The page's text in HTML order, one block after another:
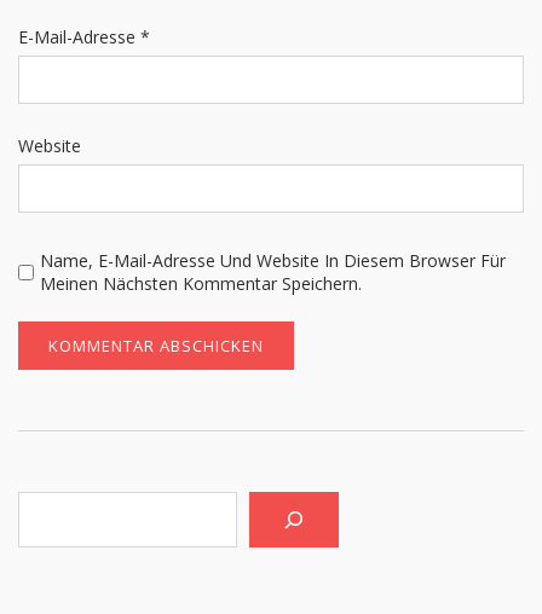
E-Mail-Adresse *
Website
Name, E-Mail-Adresse Und Website In Diesem Browser Für
Meinen Nächsten Kommentar Speichern.